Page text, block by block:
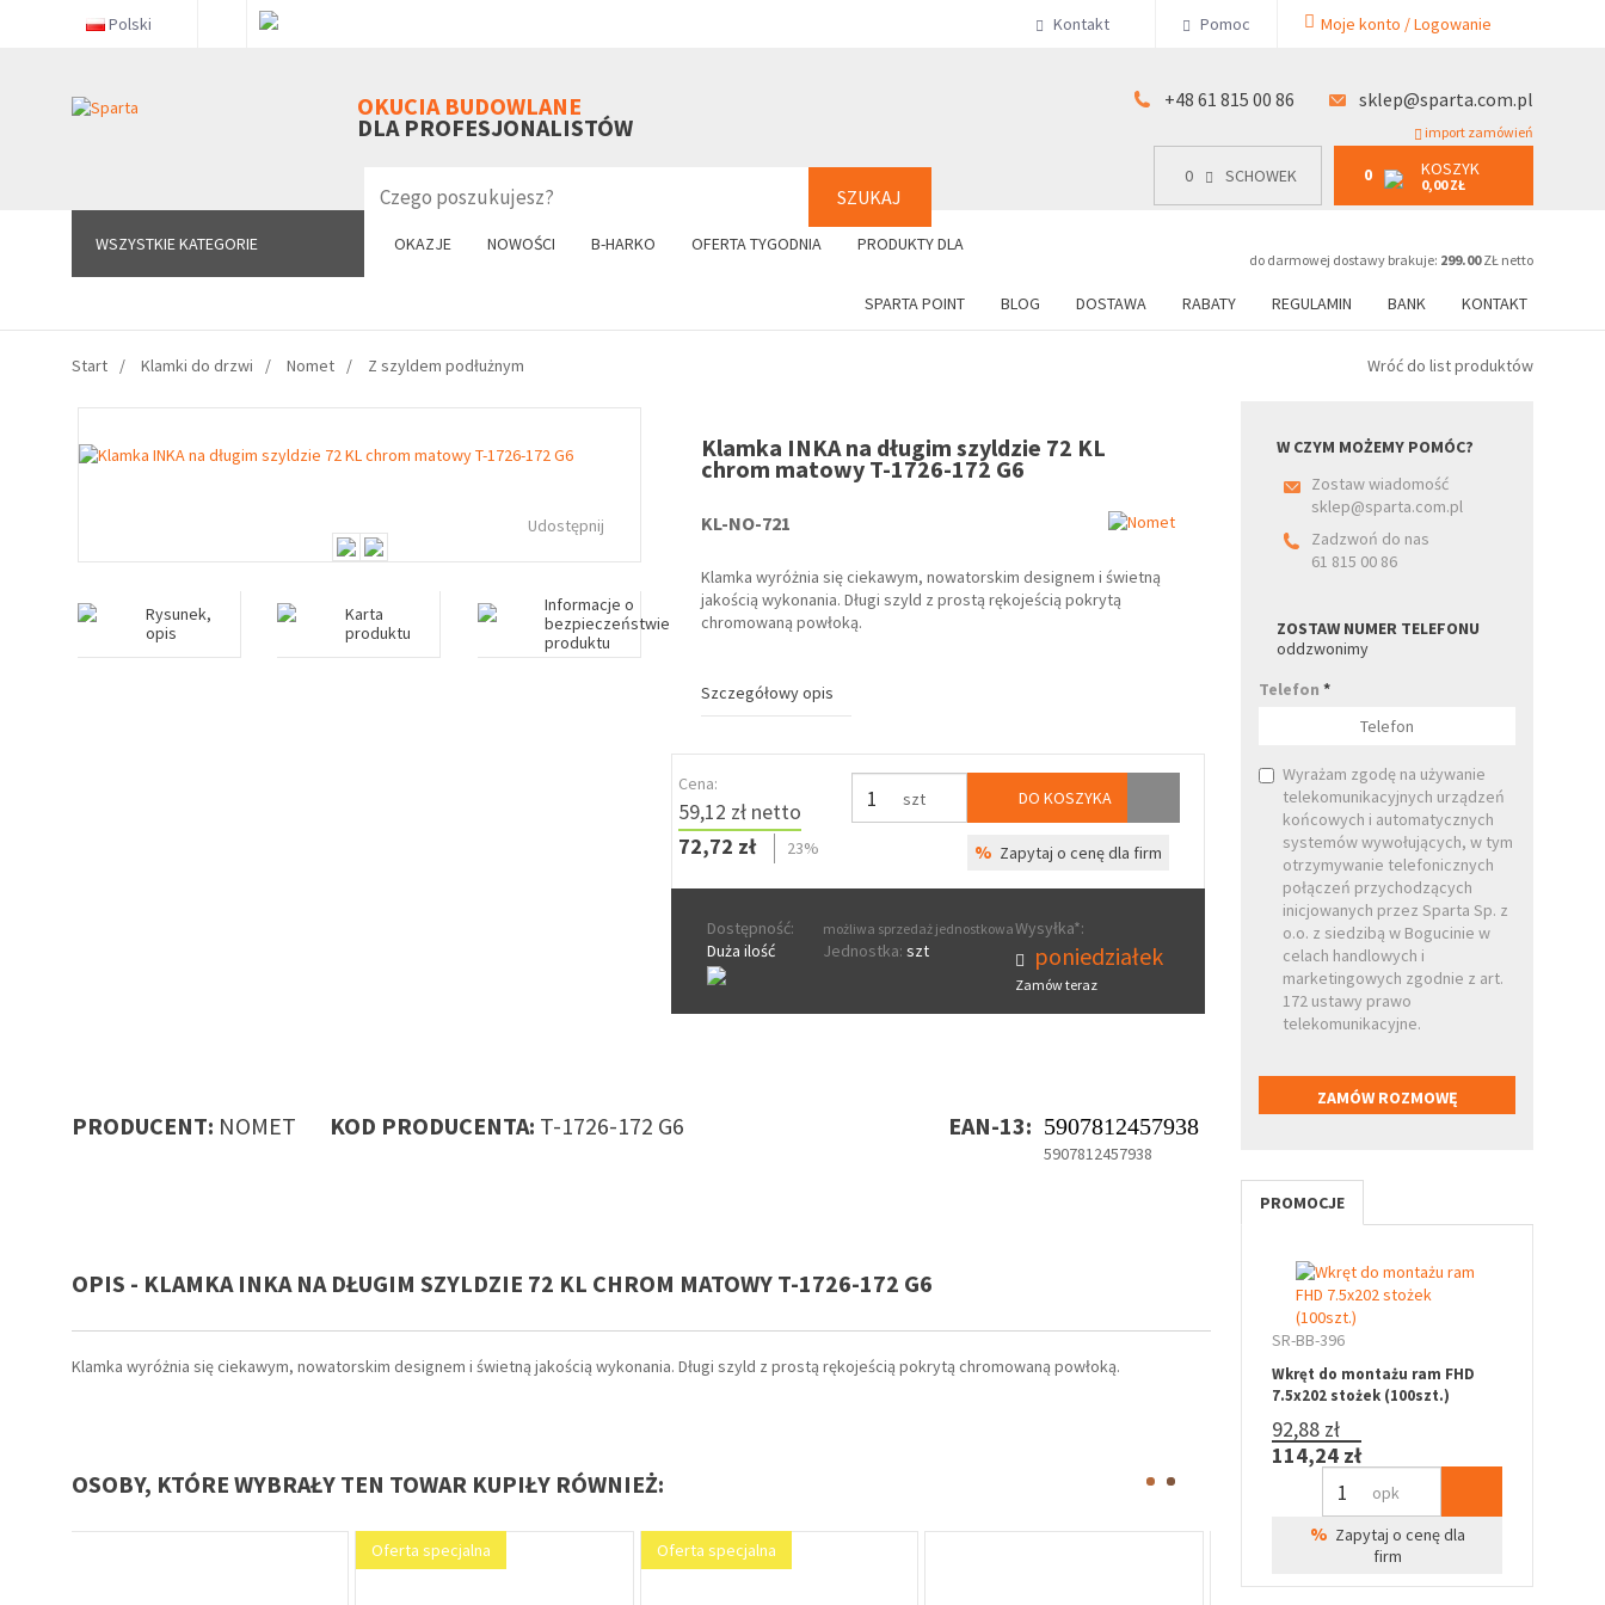
Polski Kontakt Pomoc Moje konto / Logowanie
OKUCIA BUDOWLANE
DLA PROFESJONALISTÓW
SZUKAJ
+48 61 815 00 86 sklep@sparta.com.pl
import zamówień
0 SCHOWEK 0 KOSZYK
0,00 ZŁ
do darmowej dostawy brakuje: 299.00ZŁ netto
WSZYSTKIE KATEGORIE OKAZJE NOWOŚCI B-HARKO OFERTA TYGODNIA PRODUKTY DLA
SPARTA POINT BLOG DOSTAWA RABATY REGULAMIN BANK KONTAKT
WSZYSTKIE KATEGORIE 0 SCHOWEK 0 KOSZYK
0,00 ZŁ
+48 61 815 00 86
Start Klamki do drzwi Nomet Z szyldem podłużnym Wróć do list produktów
Udostępnij
Rysunek,
opis
Karta
produktu
Informacje o
bezpieczeństwie
produktu
Klamka INKA na długim szyldzie 72 KL
chrom matowy T-1726-172 G6
KL-NO-721
Klamka wyróżnia się ciekawym, nowatorskim designem i świetną
jakością wykonania. Długi szyld z prostą rękojeścią pokrytą
chromowaną powłoką.
Szczegółowy opis
Cena:
59,12 zł netto
72,72 zł
23%
szt DO KOSZYKA
% Zapytaj o cenę dla firm
Dostępność:
Duża ilość
możliwa sprzedaż jednostkowa
Jednostka: szt
Wysyłka*:
poniedziałek
Zamów teraz
PRODUCENT: NOMET KOD PRODUCENTA: T-1726-172 G6 EAN-13: 5907812457938
5907812457938
OPIS - KLAMKA INKA NA DŁUGIM SZYLDZIE 72 KL CHROM MATOWY T-1726-172 G6
Klamka wyróżnia się ciekawym, nowatorskim designem i świetną jakością wykonania. Długi szyld z prostą rękojeścią pokrytą chromowaną powłoką.
OSOBY, KTÓRE WYBRAŁY TEN TOWAR KUPIŁY RÓWNIEŻ:
Oferta specjalna Oferta specjalna
W CZYM MOŻEMY POMÓC?
Zostaw wiadomość
sklep@sparta.com.pl
Zadzwoń do nas
61 815 00 86
ZOSTAW NUMER TELEFONU
oddzwonimy
Telefon*
Wyrażam zgodę na używanie
telekomunikacyjnych urządzeń
końcowych i automatycznych
systemów wywołujących, w tym
otrzymywanie telefonicznych
połączeń przychodzących
inicjowanych przez Sparta Sp. z
o.o. z siedzibą w Bogucinie w
celach handlowych i
marketingowych zgodnie z art.
172 ustawy prawo
telekomunikacyjne.
PROMOCJE
SR-BB-396
Wkręt do montażu ram FHD
7.5x202 stożek (100szt.)
92,88 zł
114,24 zł
opk
% Zapytaj o cenę dla
firm